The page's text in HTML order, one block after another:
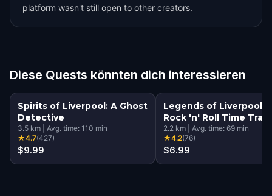
platform wasn't still open to other creators.
Diese Quests könnten dich interessieren
Spirits of Liverpool: A Ghost
Detective
3.5 km Avg. time: 110 min
★4.7(427)
$9.99
Legends of Liverpool:
Rock 'n' Roll Time
Walking Tour & Escape
Game
2.2 km Avg. time: 69 min
★4.2(76)
$6.99